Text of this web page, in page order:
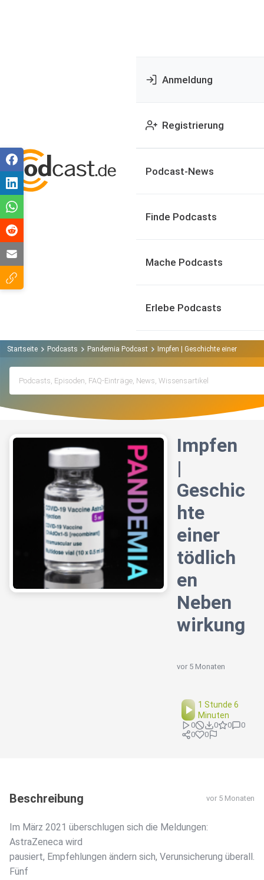
Anmeldung
Registrierung
Podcast-News
Finde Podcasts
Mache Podcasts
Erlebe Podcasts
Startseite Podcasts Pandemia Podcast Impfen | Geschichte einer
Impfen
|
Geschic
hte
einer
tödlich
en
Neben
wirkung
vor 5 Monaten
1 Stunde 6
Minuten
0 0 0
0
0
0
Beschreibung vor 5 Monaten
Im März 2021 überschlugen sich die Meldungen:
AstraZeneca wird
pausiert, Empfehlungen ändern sich, Verunsicherung überall.
Fünf